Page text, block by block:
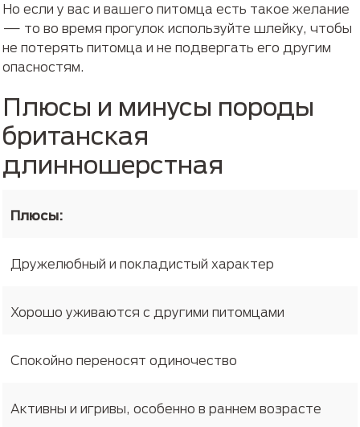
Но если у вас и вашего питомца есть такое желание
— то во время прогулок используйте шлейку, чтобы
не потерять питомца и не подвергать его другим
опасностям.
Плюсы и минусы породы
британская
длинношерстная
Плюсы:
Дружелюбный и покладистый характер
Хорошо уживаются с другими питомцами
Спокойно переносят одиночество
Активны и игривы, особенно в раннем возрасте